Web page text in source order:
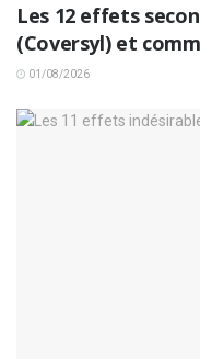
Les 12 effets
(Coversyl) et
01/08/2026